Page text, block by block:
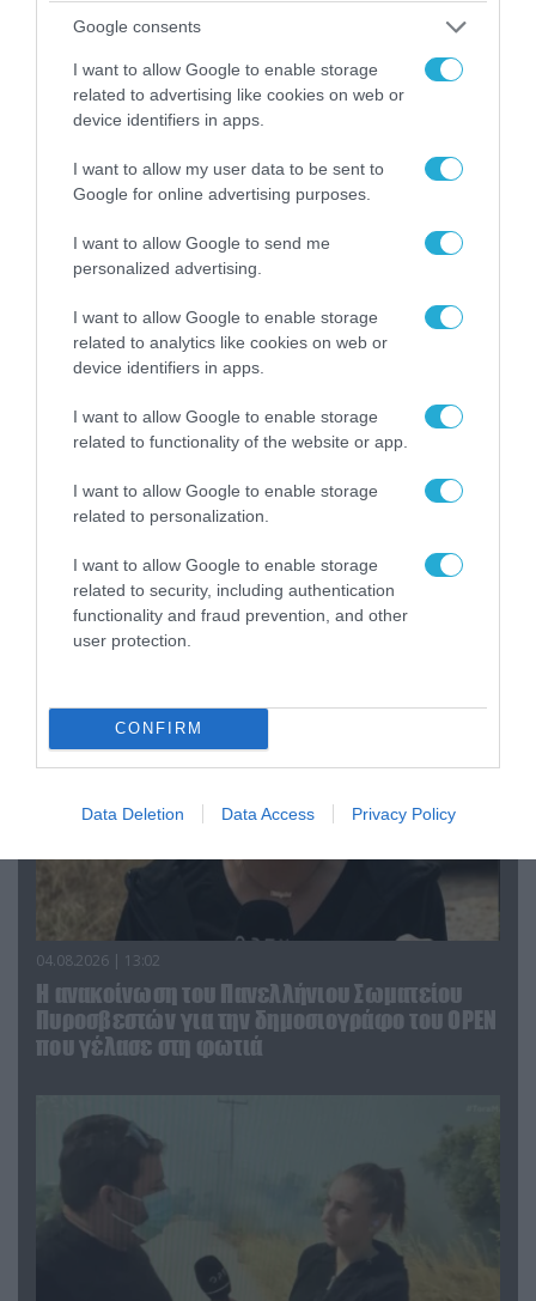
Google consents
I want to allow Google to enable storage
related to advertising like cookies on web or
device identifiers in apps.
I want to allow my user data to be sent to
Google for online advertising purposes.
I want to allow Google to send me
personalized advertising.
I want to allow Google to enable storage
related to analytics like cookies on web or
device identifiers in apps.
I want to allow Google to enable storage
related to functionality of the website or app.
I want to allow Google to enable storage
related to personalization.
I want to allow Google to enable storage
related to security, including authentication
functionality and fraud prevention, and other
user protection.
CONFIRM
Data Deletion Data Access Privacy Policy
06.08.2026 | 09:03
«Οι εντελώς αθώοι»: Η ανάρτηση του Αρκά για
τα ζώα που χάθηκαν στις πυρκαγιές της
04.08.2026 | 15:02
Αυτή την ώρα το τελευταίο «αντίο» στον πρώην
υπουργό Ι.Βαρβιτσιώτη (φωτο)
04.08.2026 | 13:02
Η ανακοίνωση του Πανελλήνιου Σωματείου
Πυροσβεστών για την δημοσιογράφο του OPEN
που γέλασε στη φωτιά